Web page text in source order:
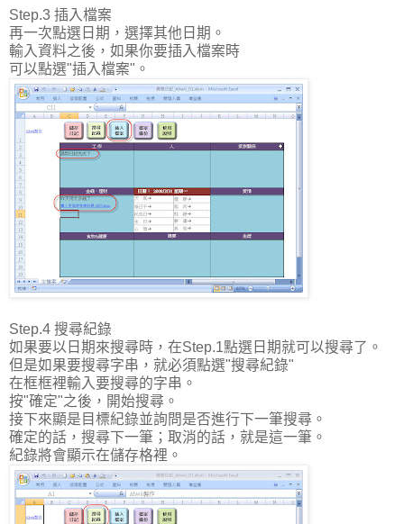
Step.3 插入檔案
再一次點選日期，選擇其他日期。
輸入資料之後，如果你要插入檔案時
可以點選"插入檔案"。
Step.4 搜尋紀錄
如果要以日期來搜尋時，在Step.1點選日期就可以搜尋了。
但是如果要搜尋字串，就必須點選"搜尋紀錄"
在框框裡輸入要搜尋的字串。
按"確定"之後，開始搜尋。
接下來顯是目標紀錄並詢問是否進行下一筆搜尋。
確定的話，搜尋下一筆；取消的話，就是這一筆。
紀錄將會顯示在儲存格裡。